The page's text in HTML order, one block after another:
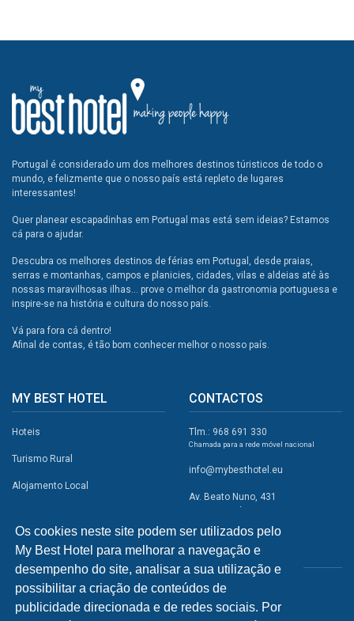
Os cookies neste site podem ser utilizados pelo
My Best Hotel para melhorar a navegação e
desempenho do site, analisar a sua utilização e
possibilitar a criação de conteúdos de
publicidade direcionada e de redes sociais. Por
Portugal é considerado um dos melhores destinos túristicos de todo o
mundo, e felizmente que o nosso país está repleto de lugares
interessantes!
Quer planear escapadinhas em Portugal mas está sem ideias? Estamos
cá para o ajudar.
Descubra os melhores destinos de férias em Portugal, desde praias,
serras e montanhas, campos e planicies, cidades, vilas e aldeias até às
nossas maravilhosas ilhas... prove o melhor da gastronomia portuguesa e
inspire-se na história e cultura do nosso país.
Vá para fora cá dentro!
Afinal de contas, é tão bom conhecer melhor o nosso país.
MY BEST HOTEL
Hoteis
Turismo Rural
Alojamento Local
Campismo
Atividades
Restaurantes
CONTACTOS
Tlm.: 968 691 330
Chamada para a rede móvel nacional
info@mybesthotel.eu
Av. Beato Nuno, 431
2495-401 Fátima
REDES SOCIAIS